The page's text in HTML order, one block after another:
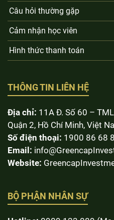
Câu hỏi thường gặp
Cảm nhận học viên
Hình thức thanh toán
THÔNG TIN LIÊN HỆ
Địa chỉ: 11A Đ. Số 60 –
Quận 2, Hồ Chí Minh, Việt
Số điện thoại: 1900 86 68
Email:
Website:
BỘ PHẬN NHÂN SỰ